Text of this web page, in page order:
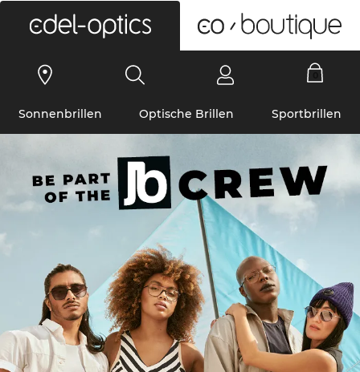
Sonnenbrillen Optische Brillen Sportbrillen